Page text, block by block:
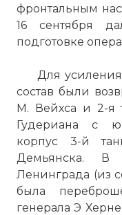
фронтальным
16 сентября
подготовке
Для
состав были
М. Вейхса и 2-я
Гудериана с
корпус 3-й
Демьянска. В
Ленинграда (из
была
генерала Э